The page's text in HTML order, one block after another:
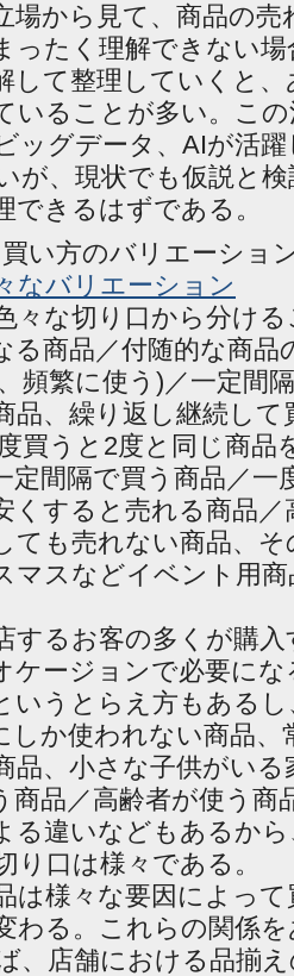
場から見て、商品の売
ったく理解できない
して整理していくと
いることが多い。こ
ッグデータ、AIが活
が、現状でも仮説と
できるはずである。
買い方のバリエーシ
なバリエーション
々な切り口から分け
る商品／付随的な商品
頻繁に使う)／一定間
品、繰り返し継続して
買うと2度と同じ商品
定間隔で買う商品／一
くすると売れる商品
ても売れない商品、
マスなどイベント用
するお客の多くが購
ケージョンで必要にな
いうとらえ方もある
しか使われない商品、
品、小さな子供がいる
商品／高齢者が使う商
る違いなどもあるか
り口は様々である。
は様々な要因によっ
わる。これらの関係
、店舗における品揃